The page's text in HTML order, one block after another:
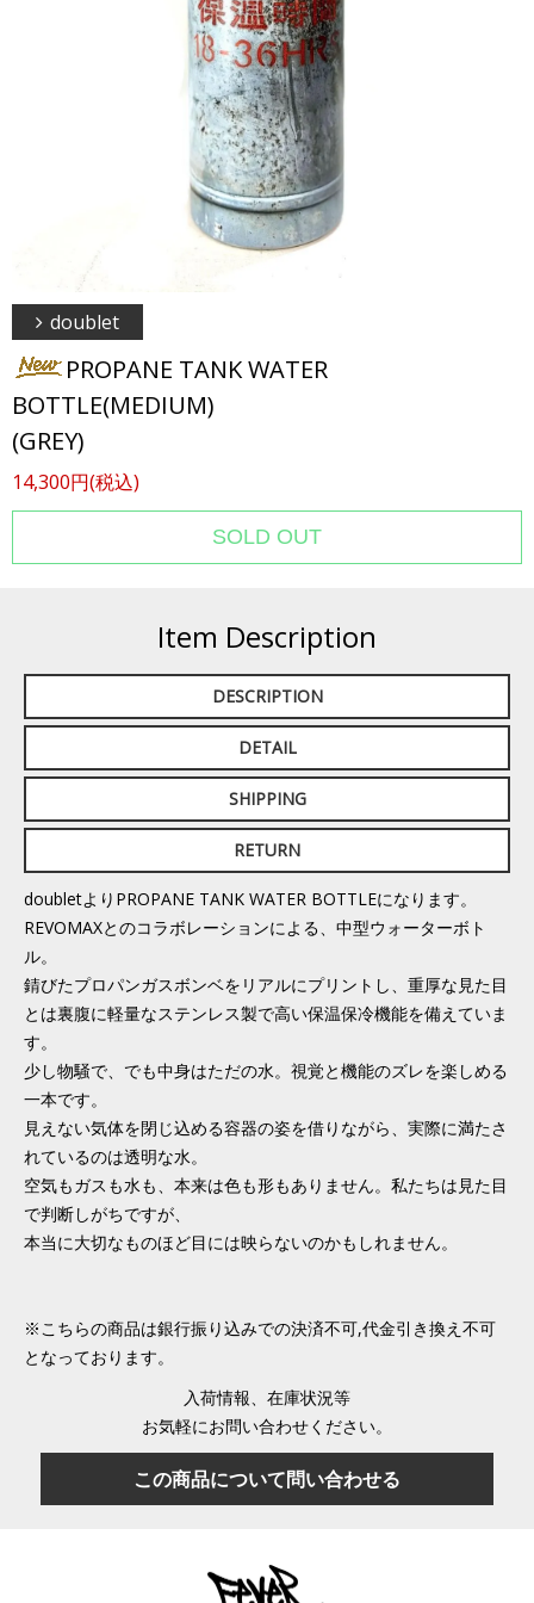
doublet
PROPANE TANK WATER
BOTTLE(MEDIUM)
(GREY)
14,300円(税込)
Item Description
DESCRIPTION
DETAIL
SHIPPING
RETURN
doubletよりPROPANE TANK WATER BOTTLEになります。
REVOMAXとのコラボレーションによる、中型ウォーターボト
ル。
錆びたプロパンガスボンベをリアルにプリントし、重厚な見た目
とは裏腹に軽量なステンレス製で高い保温保冷機能を備えていま
す。
少し物騒で、でも中身はただの水。視覚と機能のズレを楽しめる
一本です。
見えない気体を閉じ込める容器の姿を借りながら、実際に満たさ
れているのは透明な水。
空気もガスも水も、本来は色も形もありません。私たちは見た目
で判断しがちですが、
本当に大切なものほど目には映らないのかもしれません。
※こちらの商品は銀行振り込みでの決済不可,代金引き換え不可
となっております。
入荷情報、在庫状況等
お気軽にお問い合わせください。
この商品について問い合わせる